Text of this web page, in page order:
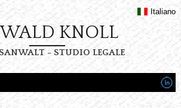
Italiano
KNOLL
- STUDIO LEGALE